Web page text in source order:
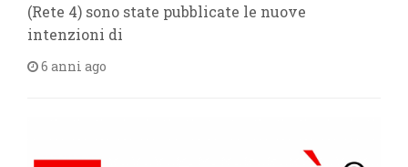
(Rete 4) sono state pubblicate le nuove
intenzioni di
6 anni ago